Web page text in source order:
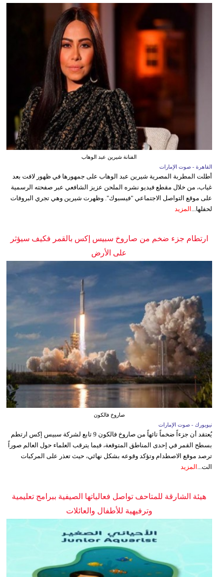
الفنانة شيرين عبد الوهاب
القاهرة - صوت الإمارات
أطلت المطربة المصرية شيرين عبد الوهاب على جمهورها في ظهور لافت بعد
غياب، من خلال مقطع فيديو نشره الملحن عزيز الشافعي عبر صفحته الرسمية
على موقع التواصل الاجتماعي "فيسبوك". وظهرت شيرين وهي تجري البروفات
لحفلها... المزيد
ارتطام جزء ضخم من صاروخ سبيس إكس بالقمر فكيف سيؤثر
على الأرض
صاروخ فالكون
نيويورك - صوت الإمارات
يُعتقد أن جزءاً ضخماً تائهاً من صاروخ فالكون 9 تابع لشركة سبيس إكس ارتطم
بسطح القمر في إحدى المناطق المتوقعة، فيما يترقب العلماء حول العالم صوراً
ترصد موقع الاصطدام وتؤكد وقوعه بشكل نهائي، حيث تعذر على المركبات
الت...
المزيد
هيئة الشارقة للمتاحف تواصل فعالياتها الصيفية ببرامج تعليمية
وترفيهية للأطفال والعائلات